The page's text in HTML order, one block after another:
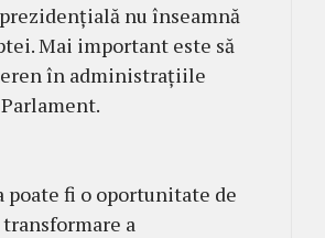
nu înseamnă
Mai important este să
în administrațiile
poate fi o oportunitate de
a